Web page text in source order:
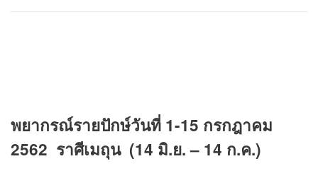
พยากรณ์รายปักษ์วันที่ 1-15 กรกฎาคม
2562 ราศีเมถุน (14 มิ.ย. – 14 ก.ค.)